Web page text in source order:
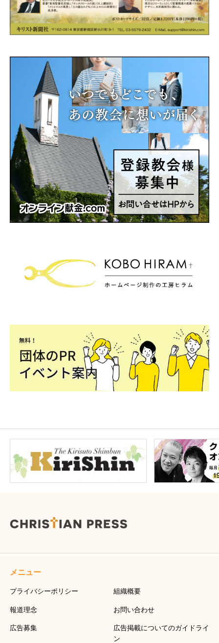
メニュー
プライバシーポリシー 組織概要
報道理念 お問い合わせ
広告募集
広告掲載についてのガイドライ
ン